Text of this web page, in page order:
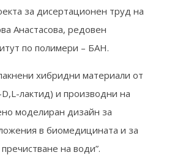
за дисертационен труд на
Анастасова, редовен
по полимери – БАН.
хибридни материали от
лактид) и производни на
моделиран дизайн за
в биомедицината и за
на води”.